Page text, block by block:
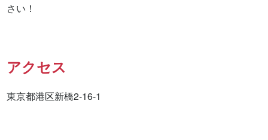
さい！
アクセス
東京都港区新橋2-16-1